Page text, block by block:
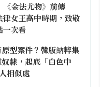
金法尤物》前傳
律女王高中時期，致敬
一次看
原型案件？韓版納粹集
隸，起底「白色中
相似處